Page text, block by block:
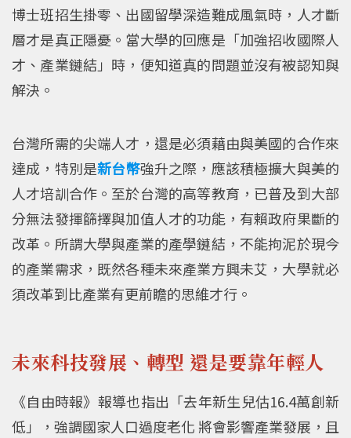
博士班招生掛零、出國留學深造難成風氣時，人才斷
層才是真正隱憂。當大學的回應是「加強招收國際人
才、產業鏈結」時，便知道真的問題並沒有被認知與
解決。
台灣所需的尖端人才，還是必須藉由與美國的合作來
達成，特別是新台幣強升之際，應該積極擴大與美的
人才培訓合作。至於台灣的高等教育，已普及到大部
分無法發揮篩擇與加值人才的功能，有賴政府果斷的
改革。所謂大學與產業的產學鏈結，不能拘泥於現今
的產業需求，既然各種未來產業方興未艾，大學就必
須改革到比產業有更前瞻的思維才行。
未來科技發展、轉型 還是要靠年輕人
《自由時報》報導也指出「去年新生兒估16.4萬創新
低」，強調國家人口過度老化 將會影響產業發展，且